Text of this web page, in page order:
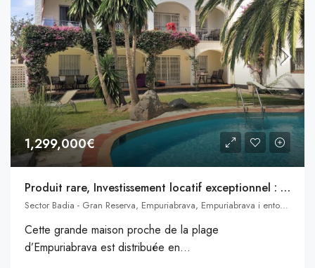
1,299,000€
Produit rare, Investissement locatif exceptionnel : Grande maison proche de la plage d’Empuriabrava distribuée en 6 appartements.
Sector Badia - Gran Reserva, Empuriabrava, Empuriabrava i entorn, Castellón de Ampurias, Alto Ampurdán, Gerona, Cataluña, 17486, España, Empuriabrava, Catalogne, Espagne
Cette grande maison proche de la plage
d’Empuriabrava est distribuée en...